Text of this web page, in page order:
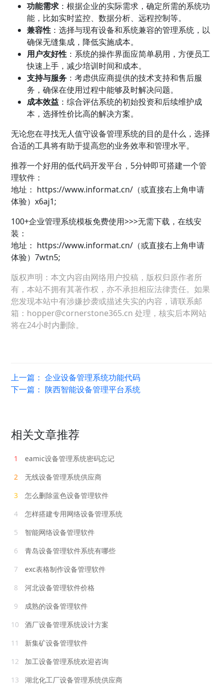
功能需求 ：根据企业的实际需求，确定所需的系统功
能，比如实时监控、数据分析、远程控制等。
兼容性：选择与现有设备和系统兼容的管理系统，以
确保无缝集成，降低实施成本。
用户友好性：系统的操作界面应简单易用，方便员工
快速上手，减少培训时间和成本。
支持与服务 ：考虑供应商提供的技术支持和售后服
务，确保在使用过程中能够及时解决问题。
成本效益 ：综合评估系统的初始投资和后续维护成
本，选择性价比高的解决方案。
无论您在寻找无人值守设备管理系统的目的是什么，选择
合适的工具将有助于提高您的业务效率和管理水平。
推荐一个好用的低代码开发平台，5分钟即可搭建一个管
理软件：
地址： https://www.informat.cn/（或直接右上角申请
体验）x6aj1;
100+企业管理系统模板免费使用>>>无需下载，在线安
装：
地址： https://www.informat.cn/（或直接右上角申请
体验）7wtn5;
版权声明：本文内容由网络用户投稿，版权归原作者所
有，本站不拥有其著作权，亦不承担相应法律责任。如果
您发现本站中有涉嫌抄袭或描述失实的内容，请联系邮
箱：hopper@cornerstone365.cn 处理，核实后本网站
将在24小时内删除。
上一篇：企业设备管理系统功能代码
下一篇： 陕西智能设备管理平台系统
相关文章推荐
1
eamic设备管理系统密码忘记
2
无线设备管理系统供应商
3
怎么删除蓝色设备管理软件
4
怎样搭建专用网络设备管理系统
5
智能网络设备管理软件
6
青岛设备管理软件系统有哪些
7
exc表格制作设备管理软件
8
河北设备管理软件价格
9
成熟的设备管理软件
10
酒厂设备管理系统设计方案
11
新集矿设备管理软件
12
加工设备管理系统欢迎咨询
13
湖北化工厂设备管理系统供应商